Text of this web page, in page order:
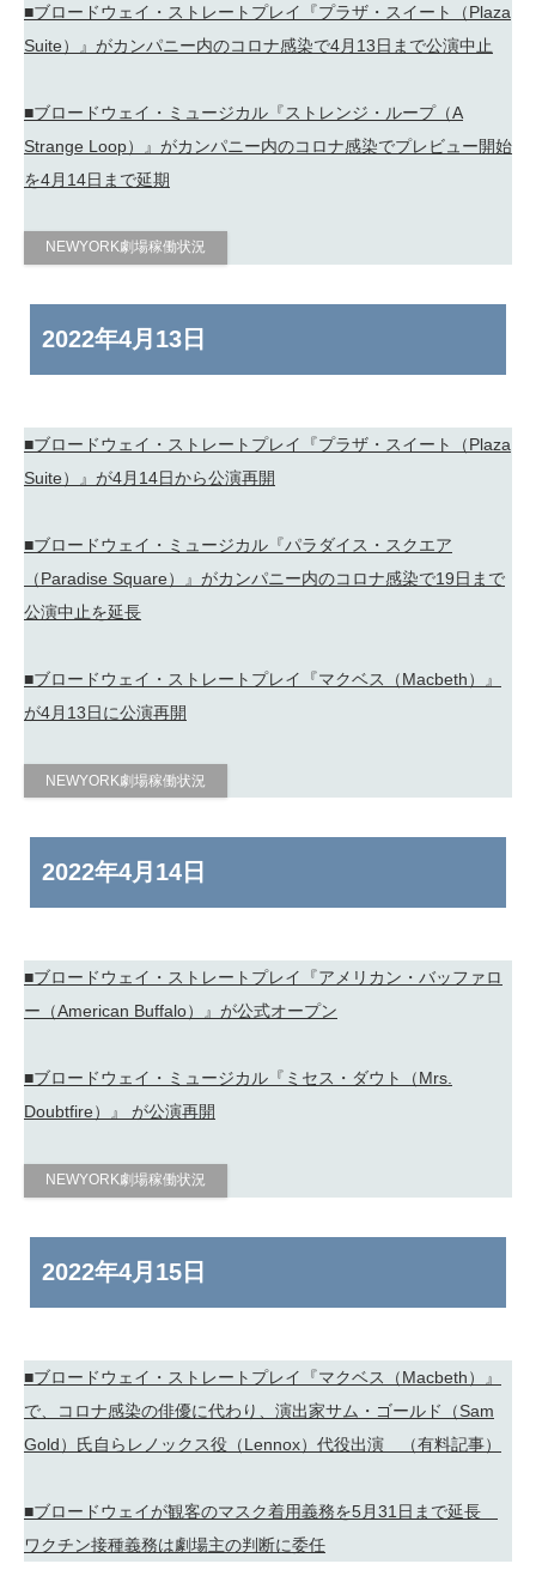
■ブロードウェイ・ストレートプレイ『プラザ・スイート（Plaza
Suite）』がカンパニー内のコロナ感染で4月13日まで公演中止
■ブロードウェイ・ミュージカル『ストレンジ・ループ（A
Strange Loop）』がカンパニー内のコロナ感染でプレビュー開始
を4月14日まで延期
NEWYORK劇場稼働状況
2022年4月13日
■ブロードウェイ・ストレートプレイ『プラザ・スイート（Plaza
Suite）』が4月14日から公演再開
■ブロードウェイ・ミュージカル『パラダイス・スクエア
（Paradise Square）』がカンパニー内のコロナ感染で19日まで
公演中止を延長
■ブロードウェイ・ストレートプレイ『マクベス（Macbeth）』
が4月13日に公演再開
NEWYORK劇場稼働状況
2022年4月14日
■ブロードウェイ・ストレートプレイ『アメリカン・バッファロ
ー（American Buffalo）』が公式オープン
■ブロードウェイ・ミュージカル『ミセス・ダウト（Mrs.
Doubtfire）』 が公演再開
NEWYORK劇場稼働状況
2022年4月15日
■ブロードウェイ・ストレートプレイ『マクベス（Macbeth）』
で、コロナ感染の俳優に代わり、演出家サム・ゴールド（Sam
Gold）氏自らレノックス役（Lennox）代役出演 （有料記事）
■ブロードウェイが観客のマスク着用義務を5月31日まで延長
ワクチン接種義務は劇場主の判断に委任